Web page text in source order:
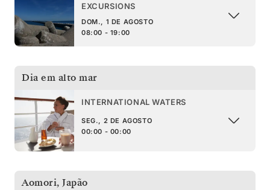
EXCURSIONS
DOM., 1 DE AGOSTO
08:00 - 19:00
Dia em alto mar
INTERNATIONAL WATERS
SEG., 2 DE AGOSTO
00:00 - 00:00
Aomori, Japão